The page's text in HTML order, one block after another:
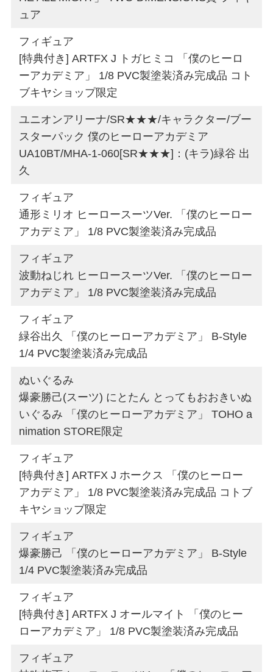
ュア
フィギュア
[特典付き] ARTFX J トガヒミコ 「僕のヒーロ
ーアカデミア」 1/8 PVC製塗装済み完成品 コト
ブキヤショップ限定
ユニオンアリーナ/SR★★★/キャラクター/ブー
スターパック 僕のヒーローアカデミア
UA10BT/MHA-1-060[SR★★★]：(キラ)緑谷 出
久
フィギュア
通形ミリオ ヒーロースーツVer. 「僕のヒーロー
アカデミア」 1/8 PVC製塗装済み完成品
フィギュア
波動ねじれ ヒーロースーツVer. 「僕のヒーロー
アカデミア」 1/8 PVC製塗装済み完成品
フィギュア
緑谷出久 「僕のヒーローアカデミア」 B-Style
1/4 PVC製塗装済み完成品
ぬいぐるみ
爆豪勝己(スーツ) にとたん とってもおおきいぬ
いぐるみ 「僕のヒーローアカデミア」 TOHO a
nimation STORE限定
フィギュア
[特典付き] ARTFX J ホークス 「僕のヒーロー
アカデミア」 1/8 PVC製塗装済み完成品 コトブ
キヤショップ限定
フィギュア
爆豪勝己 「僕のヒーローアカデミア」 B-Style
1/4 PVC製塗装済み完成品
フィギュア
[特典付き] ARTFX J オールマイト 「僕のヒー
ローアカデミア」 1/8 PVC製塗装済み完成品
フィギュア